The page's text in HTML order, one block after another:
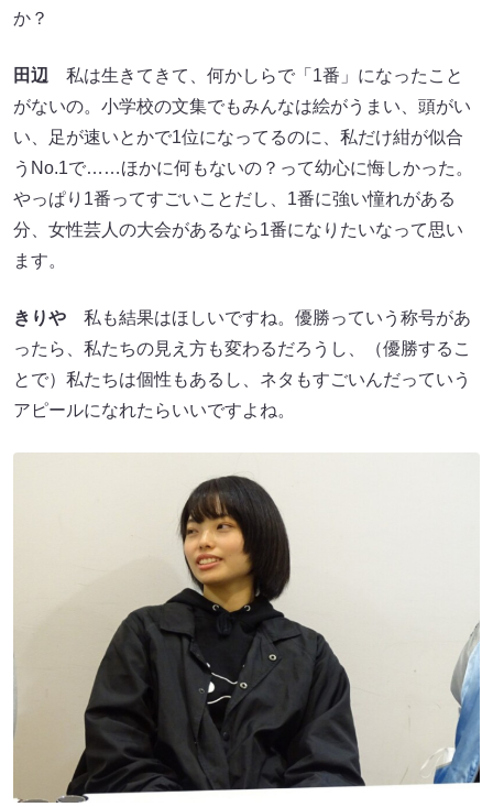
か？
田辺 私は生きてきて、何かしらで「1番」になったこと
がないの。小学校の文集でもみんなは絵がうまい、頭がい
い、足が速いとかで1位になってるのに、私だけ紺が似合
うNo.1で……ほかに何もないの？って幼心に悔しかった。
やっぱり1番ってすごいことだし、1番に強い憧れがある
分、女性芸人の大会があるなら1番になりたいなって思い
ます。
きりや 私も結果はほしいですね。優勝っていう称号があ
ったら、私たちの見え方も変わるだろうし、（優勝するこ
とで）私たちは個性もあるし、ネタもすごいんだっていう
アピールになれたらいいですよね。